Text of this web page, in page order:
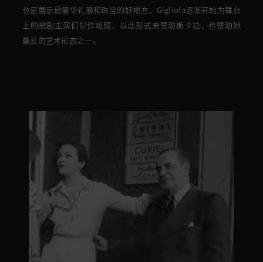
也是展示最奢华礼服和珠宝的好地方，
Gigliola逐渐开始为舞台
上的歌剧主演们制作戏服，以此形式来赞助斯卡拉，也赞助她
最爱的艺术形态之一。